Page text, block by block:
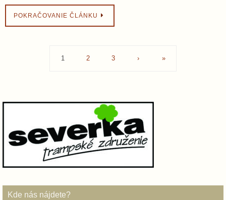
POKRAČOVANIE ČLÁNKU
1 2 3 › »
Kde nás nájdete?